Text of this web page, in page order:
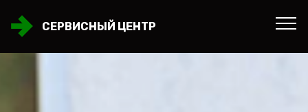
СЕРВИСНЫЙ ЦЕНТР